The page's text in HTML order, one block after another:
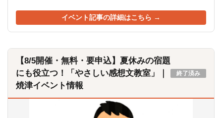
イベント記事の詳細はこちら →
【8/5開催・無料・要申込】夏休みの宿題
にも役立つ！「やさしい感想文教室」｜
焼津イベント情報
終了済み